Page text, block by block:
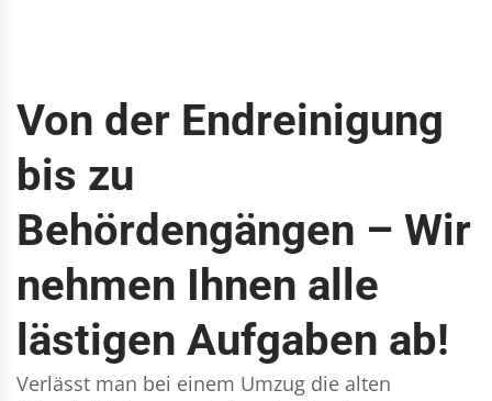
Von der Endreinigung
bis zu
Behördengängen – Wir
nehmen Ihnen alle
lästigen Aufgaben ab!
Verlässt man bei einem Umzug die alten